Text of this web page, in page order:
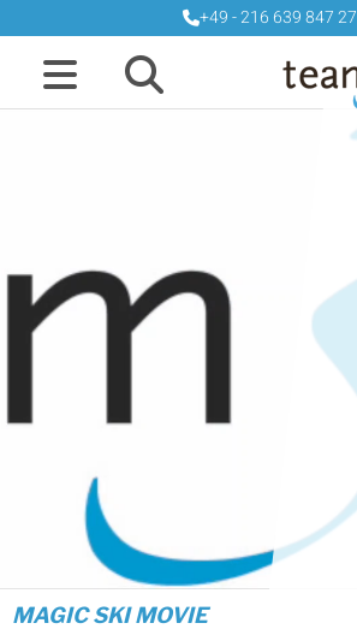
+49 - 216 639 847 27
MAGIC SKI MOVIE